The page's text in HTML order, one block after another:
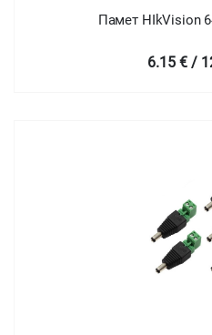
Памет HIkVision
6.15 € /